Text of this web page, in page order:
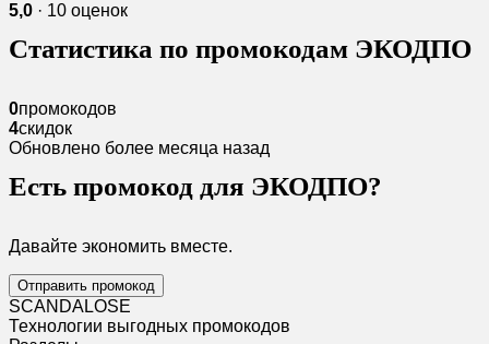
5,0 · 10 оценок
Статистика по промокодам ЭКОДПО
0промокодов
4скидок
Обновлено более месяца назад
Есть промокод для ЭКОДПО?
Давайте экономить вместе.
Отправить промокод
SCANDALOSE
Технологии выгодных промокодов